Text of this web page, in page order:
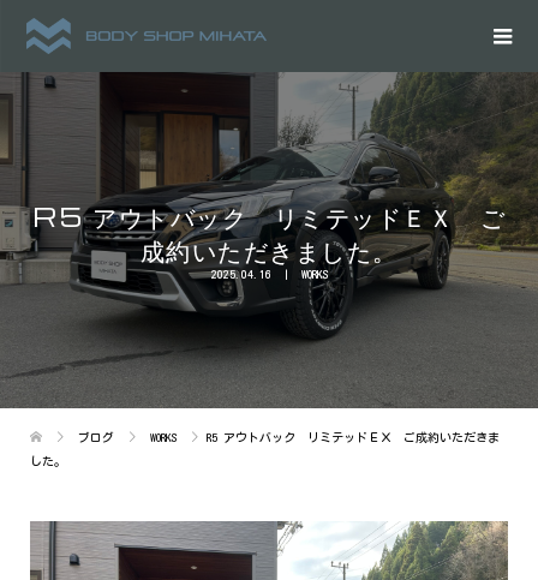
R5 アウトバック リミテッドＥＸ ご
成約いただきました。
2025.04.16 WORKS
ブログ WORKS R5 アウトバック リミテッドＥＸ ご成約いただきま
した。